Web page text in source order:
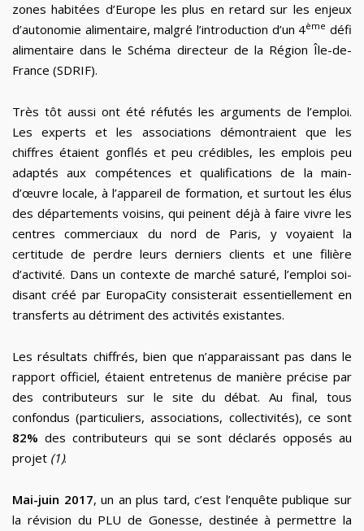
zones habitées d’Europe les plus en retard sur les enjeux
d’autonomie alimentaire, malgré l’introduction d’un 4ème défi
alimentaire dans leSchéma directeur de la Région Île-de-
France (SDRIF).
Très tôt aussi ont été réfutés les arguments de l’emploi.
Les experts et les associations démontraient que les
chiffres étaient gonflés et peu crédibles, les emplois peu
adaptés aux compétences et qualifications de la main-
d’œuvre locale, à l’appareil de formation, et surtout les élus
des départements voisins, qui peinent déjà à faire vivre les
centres commerciaux du nord de Paris, y voyaient la
certitude de perdre leurs derniers clients et une filière
d’activité. Dans un contexte de marché saturé, l’emploi soi-
disant créé par EuropaCity consisterait essentiellement en
transferts au détriment des activités existantes.
Les résultats chiffrés, bien que n’apparaissant pas dans le
rapport officiel, étaient entretenus de manière précise par
des contributeurs sur le site du débat. Au final, tous
confondus (particuliers, associations, collectivités), ce sont
82% des contributeurs qui se sont déclarés opposés au
projet (1).
Mai-juin 2017, un an plus tard, c’est l’enquête publique sur
la révision du PLU de Gonesse, destinée à permettre la